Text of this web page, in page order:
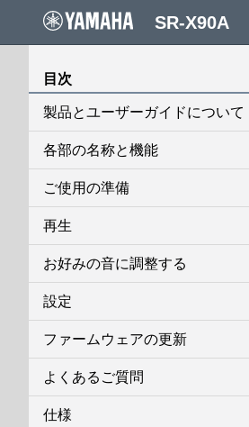
目次
製品とユーザーガイドについて
各部の名称と機能
ご使用の準備
再生
お好みの音に調整する
設定
ファームウェアの更新
よくあるご質問
仕様
SR-X90A